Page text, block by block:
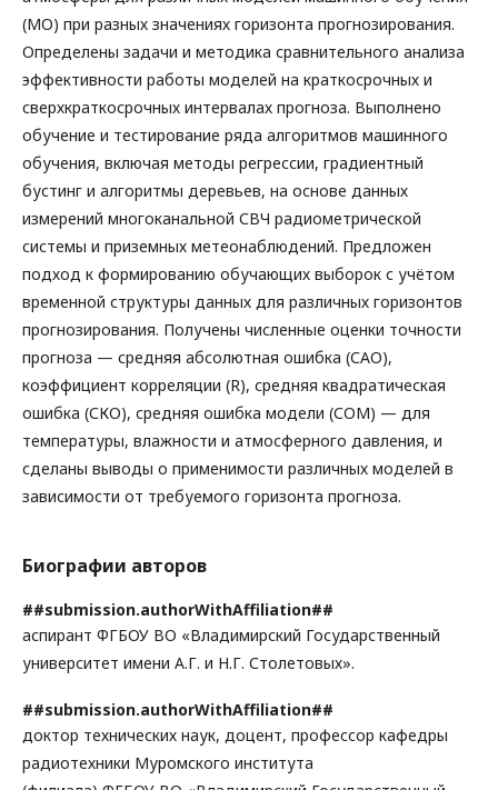
(МО) при разных значениях горизонта прогнозирования.
Определены задачи и методика сравнительного анализа
эффективности работы моделей на краткосрочных и
сверхкраткосрочных интервалах прогноза. Выполнено
обучение и тестирование ряда алгоритмов машинного
обучения, включая методы регрессии, градиентный
бустинг и алгоритмы деревьев, на основе данных
измерений многоканальной СВЧ радиометрической
системы и приземных метеонаблюдений. Предложен
подход к формированию обучающих выборок с учётом
временной структуры данных для различных горизонтов
прогнозирования. Получены численные оценки точности
прогноза — средняя абсолютная ошибка (САО),
коэффициент корреляции (R), средняя квадратическая
ошибка (СКО), средняя ошибка модели (СОМ) — для
температуры, влажности и атмосферного давления, и
сделаны выводы о применимости различных моделей в
зависимости от требуемого горизонта прогноза.
Биографии авторов
##submission.authorWithAffiliation##
аспирант ФГБОУ ВО «Владимирский Государственный
университет имени А.Г. и Н.Г. Столетовых».
##submission.authorWithAffiliation##
доктор технических наук, доцент, профессор кафедры
радиотехники Муромского института